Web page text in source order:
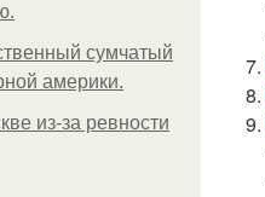
сумчатый
америки.
из-за ревности